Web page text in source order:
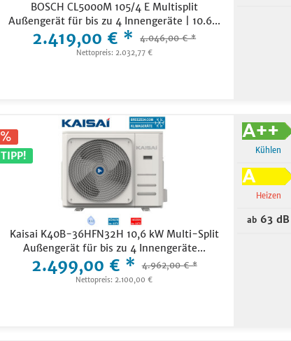
BOSCH CL5000M 105/4 E Multisplit
Außengerät für bis zu 4 Innengeräte | 10.6...
2.419,00 € * 4.046,00 € *
Nettopreis: 2.032,77 €
TIPP!
Kaisai K40B-36HFN32H 10,6 kW Multi-Split
Außengerät für bis zu 4 Innengeräte...
2.499,00 € * 4.962,00 € *
Nettopreis: 2.100,00 €
Kühlen
Heizen
ab 63 dB